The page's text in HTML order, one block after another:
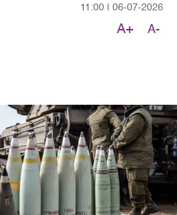
06-07-2026
11:00
A-
A+